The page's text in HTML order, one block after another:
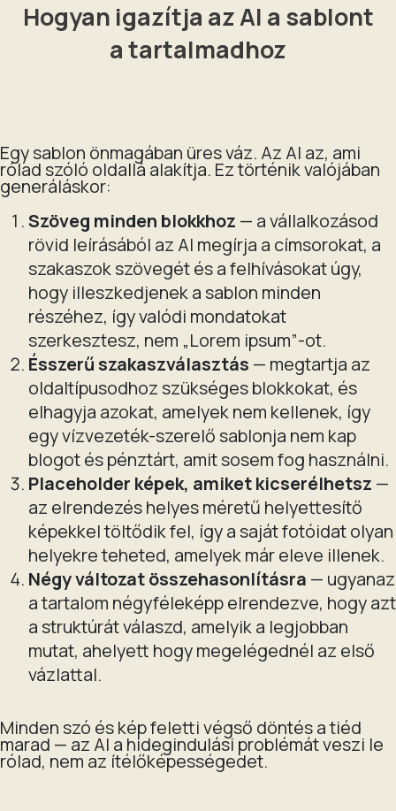
Hogyan igazítja az AI a sablont
a tartalmadhoz
Egy sablon önmagában üres váz. Az AI az, ami
rólad szóló oldallá alakítja. Ez történik valójában
generáláskor:
Szöveg minden blokkhoz — a vállalkozásod
rövid leírásából az AI megírja a címsorokat, a
szakaszok szövegét és a felhívásokat úgy,
hogy illeszkedjenek a sablon minden
részéhez, így valódi mondatokat
szerkesztesz, nem „Lorem ipsum”-ot.
Ésszerű szakaszválasztás — megtartja az
oldaltípusodhoz szükséges blokkokat, és
elhagyja azokat, amelyek nem kellenek, így
egy vízvezeték-szerelő sablonja nem kap
blogot és pénztárt, amit sosem fog használni.
Placeholder képek, amiket kicserélhetsz —
az elrendezés helyes méretű helyettesítő
képekkel töltődik fel, így a saját fotóidat olyan
helyekre teheted, amelyek már eleve illenek.
Négy változat összehasonlításra — ugyanaz
a tartalom négyféleképp elrendezve, hogy azt
a struktúrát válaszd, amelyik a legjobban
mutat, ahelyett hogy megelégednél az első
vázlattal.
Minden szó és kép feletti végső döntés a tiéd
marad — az AI a hidegindulási problémát veszi le
rólad, nem az ítélőképességedet.